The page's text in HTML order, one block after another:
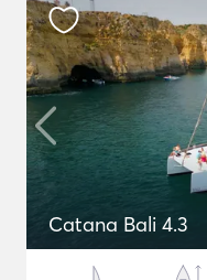
Catana Bali 4.3